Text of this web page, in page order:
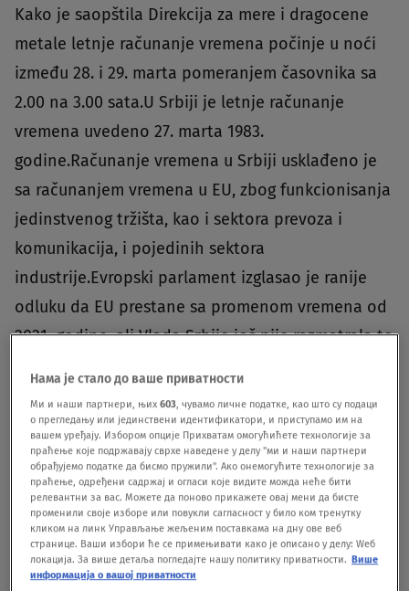
Kako je saopštila Direkcija za mere i dragocene
metale letnje računanje vremena počinje u noći
između 28. i 29. marta pomeranjem časovnika sa
2.00 na 3.00 sata.U Srbiji je letnje računanje
vremena uvedeno 27. marta 1983.
godine.Računanje vremena u Srbiji usklađeno je
sa računanjem vremena u EU, zbog funkcionisanja
jedinstvenog tržišta, kao i sektora prevoza i
komunikacija, i pojedinih sektora
industrije.Evropski parlament izglasao je ranije
odluku da EU prestane sa promenom vremena od
2021. godine, ali Vlada Srbije još nije razmatrala to
predložila je da se ukine praksa promene
računanja vremena, a preporuka Evropskog
parlamenta je da se o načinu računanja vremena
susedne zemlje međusobno dogovore kako bi
teškoće bile izbegnute, prvenstveno u
saobraćaju.Iako je bilo predloga da se ukine
Нама је стало до ваше приватности
Ми и наши партнери, њих603, чувамо личне податке, као што су подаци
о прегледању или јединствени идентификатори, и приступамо им на
вашем уређају. Избором опције Прихватам омогућићете технологије за
праћење које подржавају сврхе наведене у делу "ми и наши партнери
обрађујемо податке да бисмо пружили". Ако онемогућите технологије за
праћење, одређени садржај и огласи које видите можда неће бити
релевантни за вас. Можете да поново прикажете овај мени да бисте
променили своје изборе или повукли сагласност у било ком тренутку
кликом на линк Управљање жељеним поставкама на дну ове веб
странице. Ваши избори ће се примењивати како је описано у делу: Wеб
локација. За више детаља погледајте нашу политику приватности. Више
информација о вашој приватности